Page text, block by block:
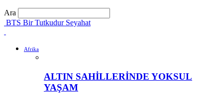
Ara
BTS Bir Tutkudur Seyahat
Afrika
ALTIN SAHİLLERİNDE YOKSUL
YAŞAM